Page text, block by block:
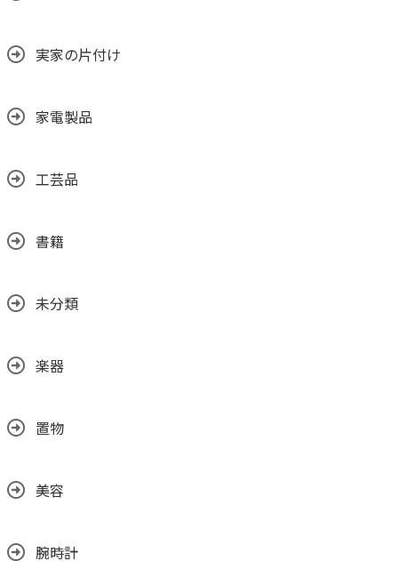
実家の片付け
家電製品
工芸品
書籍
未分類
楽器
置物
美容
腕時計